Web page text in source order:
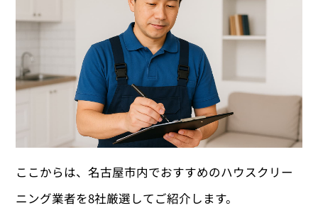
ここからは、名古屋市内でおすすめのハウスクリー
ニング業者を8社厳選してご紹介します。